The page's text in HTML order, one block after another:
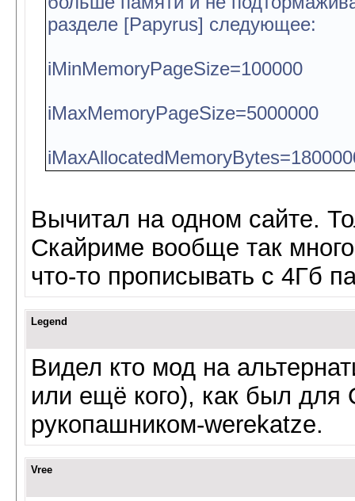
разделе [Papyrus] следующее:
iMinMemoryPageSize=100000
iMaxMemoryPageSize=5000000
Вычитал на одном сайте.
Скайриме вообще так
что-то прописывать с 4Гб
Legend
Видел кто мод на
или ещё кого), как был для
рукопашником-werekatze.
Vree